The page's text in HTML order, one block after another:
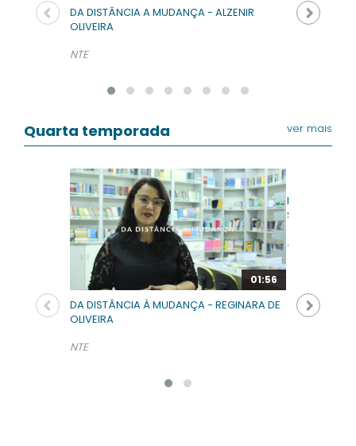
DA DISTÂNCIA A MUDANÇA - ALZENIR
OLIVEIRA
NTE
ver mais
Quarta temporada
01:56
DA DISTÂNCIA À MUDANÇA - REGINARA DE
OLIVEIRA
NTE
DA
SANTOS
NTE